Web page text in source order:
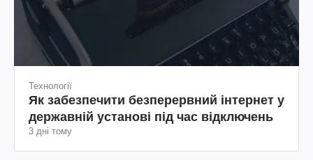
Технології
Як забезпечити безперервний інтернет у
державній установі під час відключень
3 дні тому